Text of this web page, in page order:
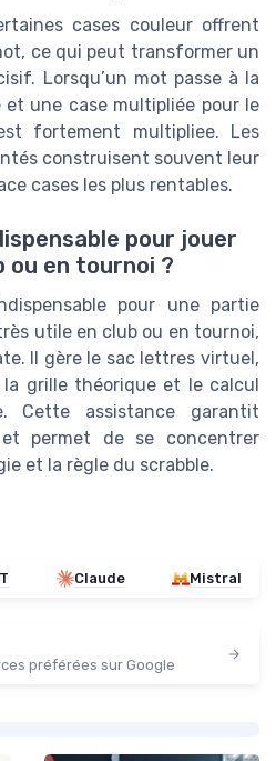
cases couleur offrent
ce qui peut transformer un
Lorsqu’un mot passe à la
une case multipliée pour le
fortement multipliee. Les
construisent souvent leur
cases les plus rentables.
pour jouer
ou en tournoi ?
pour une partie
utile en club ou en tournoi,
Il gère le sac lettres virtuel,
grille théorique et le calcul
Cette assistance garantit
permet de se concentrer
et la règle du scrabble.
Claude Mistral
préférées sur Google